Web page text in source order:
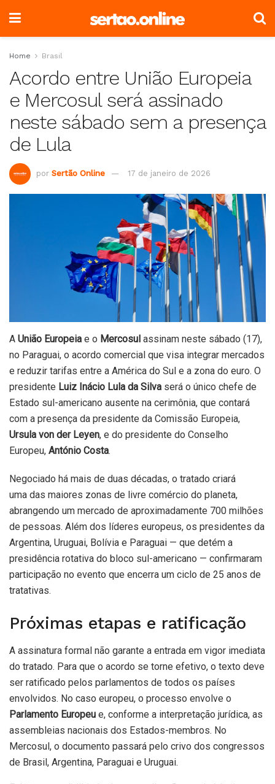
Home Brasil
Acordo entre União Europeia
e Mercosul será assinado
neste sábado sem a presença
de Lula
por Sertão Online 17 de janeiro de 2026
A União Europeia e o Mercosul assinam neste sábado (17),
no Paraguai, o acordo comercial que visa integrar mercados
e reduzir tarifas entre a América do Sul e a zona do euro. O
presidente Luiz Inácio Lula da Silva será o único chefe de
Estado sul-americano ausente na cerimônia, que contará
com a presença da presidente da Comissão Europeia,
Ursula von der Leyen, e do presidente do Conselho
Europeu, António Costa.
Negociado há mais de duas décadas, o tratado criará
uma das maiores zonas de livre comércio do planeta,
abrangendo um mercado de aproximadamente 700 milhões
de pessoas. Além dos líderes europeus, os presidentes da
Argentina, Uruguai, Bolívia e Paraguai — que detém a
presidência rotativa do bloco sul-americano — confirmaram
participação no evento que encerra um ciclo de 25 anos de
tratativas.
Próximas etapas e ratificação
A assinatura formal não garante a entrada em vigor imediata
do tratado. Para que o acordo se torne efetivo, o texto deve
ser ratificado pelos parlamentos de todos os países
envolvidos. No caso europeu, o processo envolve o
Parlamento Europeu e, conforme a interpretação jurídica, as
assembleias nacionais dos Estados-membros. No
Mercosul, o documento passará pelo crivo dos congressos
de Brasil, Argentina, Paraguai e Uruguai.